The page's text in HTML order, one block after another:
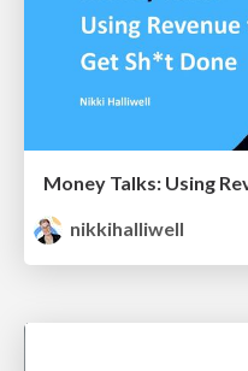
Money Talks: Using
nikkihalliwell